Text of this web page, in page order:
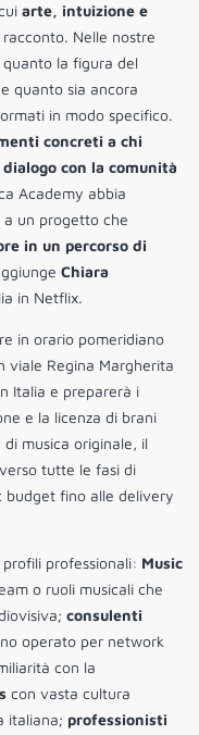
arte, intuizione e
Nelle nostre
la figura del
quanto sia ancora
in modo specifico.
concreti a chi
con la comunità
Academy abbia
un progetto che
in un percorso di
Chiara
in Netflix.
in orario pomeridiano
viale Regina Margherita
Italia e preparerà i
e la licenza di brani
musica originale, il
tutte le fasi di
budget fino alle delivery
professionali: Music
o ruoli musicali che
consulenti
operato per network
con la
con vasta cultura
italiana; professionisti